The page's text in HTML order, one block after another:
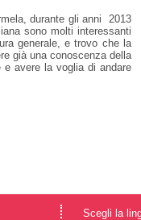
durante gli anni 2013
sono molti interessanti
generale, e trovo che la
già una conoscenza della
e avere la voglia di andare
Scegli la